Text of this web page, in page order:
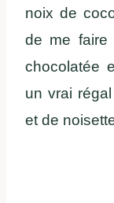
noix de
de me faire
chocolatée
un vrai
et de